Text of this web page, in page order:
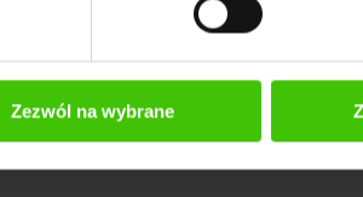
Zezwól na wybrane
na wydajność Twoich
Sprawdź je!